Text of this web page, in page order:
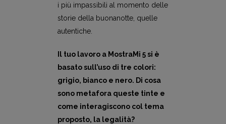
i più impassibili al momento delle
storie della buonanotte, quelle
autentiche.
Il tuo lavoro a MostraMi 5 si è
basato sull’uso di tre colori:
grigio, bianco e nero. Di cosa
sono metafora queste tinte e
come interagiscono col tema
proposto, la legalità?